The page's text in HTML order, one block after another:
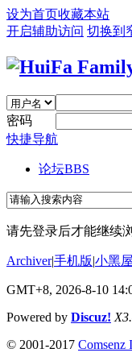
设为首页收藏本站
开启辅助访问 切换到
密码
快捷导航
论坛BBS
请先登录后才能继续
Archiver|手机版|小黑屋
GMT+8, 2026-8-10
Powered by Discuz!
© 2001-2017 Comsenz